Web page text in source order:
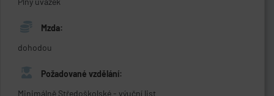
Mzda:
dohodou
Požadované vzdělání:
Minimálně Středoškolské - výuční list